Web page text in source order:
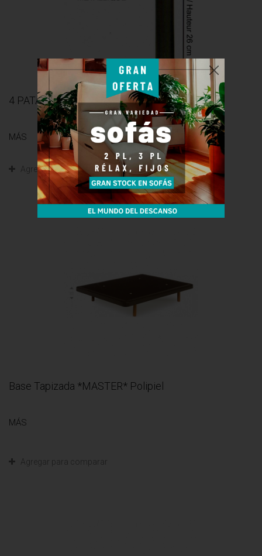
4 PATAS Cilíndricas Metálicas
MÁS
Agregar para comparar
Base Tapizada *MASTER* Polipiel
MÁS
Agregar para comparar